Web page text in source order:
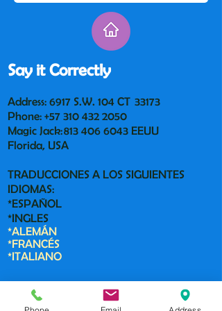
Say it Correctly
Address: 6917 S.W. 104 CT 33173
Phone: +57 310 432 2050
Magic Jack:813 406 6043 EEUU
Florida, USA
TRADUCCIONES A LOS SIGUIENTES
IDIOMAS:
*ESPAÑOL
*INGLES
*ALEMÁN
*FRANCÉS
*ITALIANO
Contact us: